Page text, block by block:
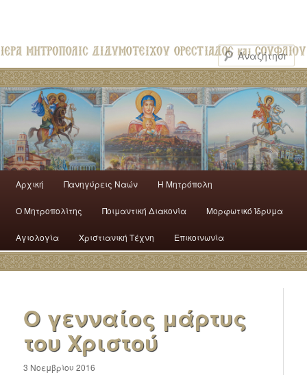
Αρχική Πανηγύρεις Ναών H Mητρόπολη
Ο Mητροπολίτης Ποιμαντική Διακονία Μορφωτικό Ίδρυμα
Αγιολογία Χριστιανική Τέχνη Επικοινωνία
Ο γενναίος μάρτυς
του Χριστού
3 Νοεμβρίου 2016